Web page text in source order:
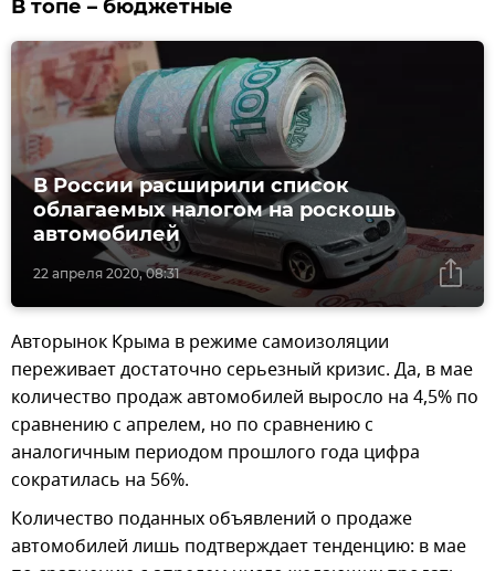
В топе – бюджетные
22 апреля 2020, 08:31
В России расширили список
облагаемых налогом на роскошь
автомобилей
Авторынок Крыма в режиме самоизоляции
переживает достаточно серьезный кризис. Да, в мае
количество продаж автомобилей выросло на 4,5% по
сравнению с апрелем, но по сравнению с
аналогичным периодом прошлого года цифра
сократилась на 56%.
Количество поданных объявлений о продаже
автомобилей лишь подтверждает тенденцию: в мае